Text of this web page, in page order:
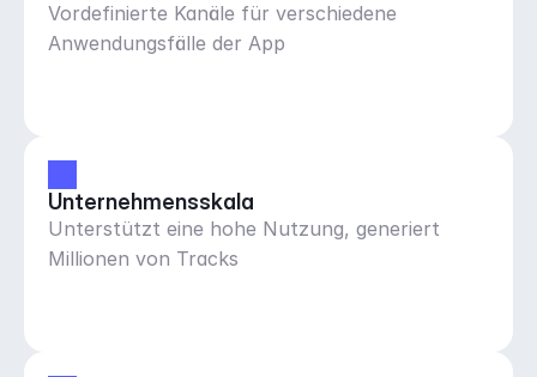
Vordefinierte Kanäle für verschiedene
Anwendungsfälle der App
Unternehmensskala
Unterstützt eine hohe Nutzung, generiert
Millionen von Tracks